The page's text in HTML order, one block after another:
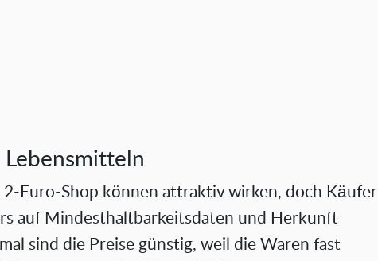
2-Euro-Shop können attraktiv wirken, doch Käufer
auf Mindesthaltbarkeitsdaten und Herkunft
sind die Preise günstig, weil die Waren fast